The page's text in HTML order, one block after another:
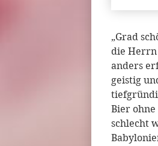
„Grad
die Herrn
anders
geistig
Bier
schlecht